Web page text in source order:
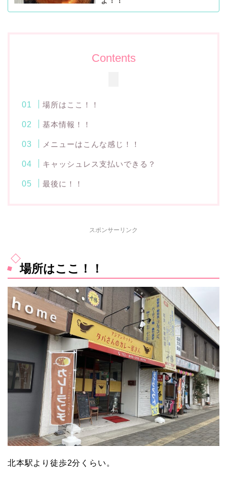
Contents
場所はここ！！
基本情報！！
メニューはこんな感じ！！
キャッシュレス支払いできる？
最後に！！
スポンサーリンク
場所はここ！！
北本駅より徒歩2分くらい。